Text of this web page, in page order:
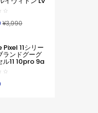
10a 10
8 7 Galaxy
Ultra S25 ア
17 Pro Max 16
ソン ギャラク
S25s24 S23
ス ルイヴィト
ンド レディー
性 Google
¥3,990
11シリー
ランドグーグ
ル11 10pro 9a
9proXL 手帳
S26 S24
A53 アイフォ
17ケースルイ